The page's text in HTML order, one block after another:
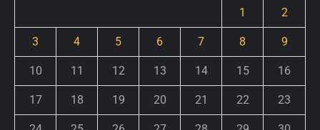
1 2
3 4 5 6 7 8 9
10 11 12 13 14 15 16
17 18 19 20 21 22 23